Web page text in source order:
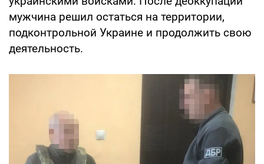
мужчина решил остаться на территории,
подконтрольной Украине и продолжить свою
деятельность.